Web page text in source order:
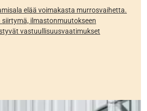
elää voimakasta murrosvaihetta.
siirtymä, ilmastonmuutokseen
vastuullisuusvaatimukset